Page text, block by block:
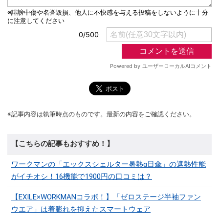
※記事内容は執筆時点のものです。最新の内容をご確認ください。
【こちらの記事もおすすめ！】
ワークマンの「エックスシェルター暑熱α日傘」の遮熱性能
がイチオシ！16機能で1900円の口コミは？
【EXILE×WORKMANコラボ！】「ゼロステージ半袖ファン
ウエア」は着膨れを抑えたスマートウェア